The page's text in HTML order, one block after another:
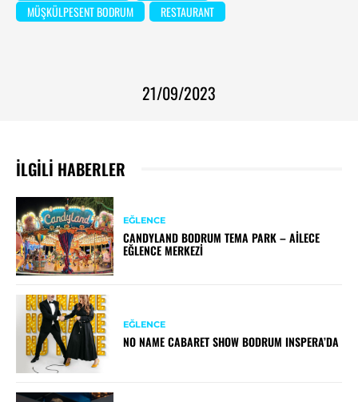
MÜŞKÜLPESENT BODRUM
RESTAURANT
21/09/2023
İLGILI HABERLER
EĞLENCE
CANDYLAND BODRUM TEMA PARK – AILECE
EĞLENCE MERKEZI
EĞLENCE
NO NAME CABARET SHOW BODRUM INSPERA’DA